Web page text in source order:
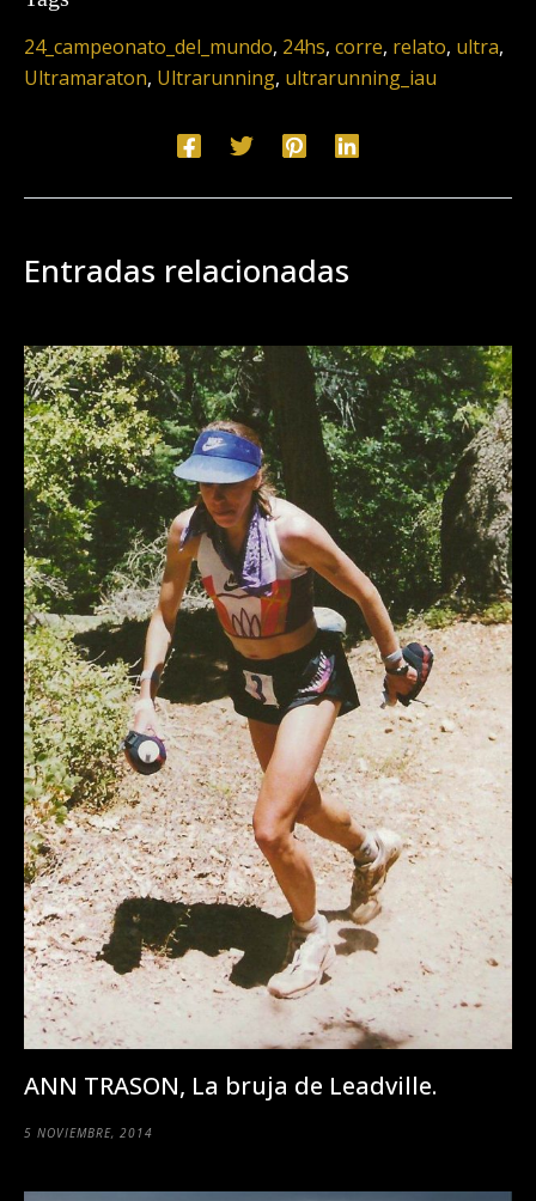
24_campeonato_del_mundo, 24hs, corre, relato, ultra,
Ultramaraton, Ultrarunning, ultrarunning_iau
Entradas relacionadas
ANN TRASON, La bruja de Leadville.
5 NOVIEMBRE, 2014